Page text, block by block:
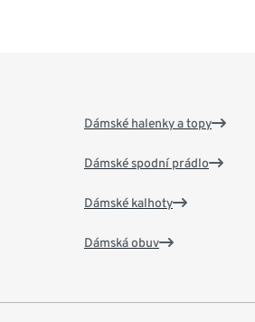
Dámské halenky a topy
Dámské spodní prádlo
Dámské kalhoty
Dámská obuv